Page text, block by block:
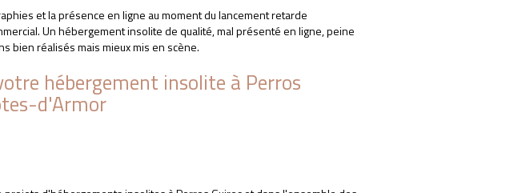
et la présence en ligne au moment du lancement retarde
Un hébergement insolite de qualité, mal présenté en ligne, peine
bien réalisés mais mieux mis en scène.
hébergement insolite à Perros
d'Armor